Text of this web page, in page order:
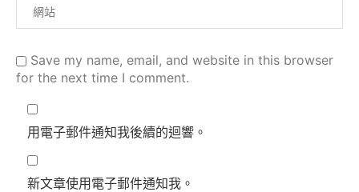
Save my name, email, and website in this browser
for the next time I comment.
用電子郵件通知我後續的迴響。
新文章使用電子郵件通知我。